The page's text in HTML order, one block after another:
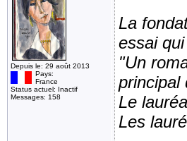
Depuis le: 29 août 2013
Pays:
France
Status actuel: Inactif
Messages: 158
La
essai
"Un
principal
Le
Les